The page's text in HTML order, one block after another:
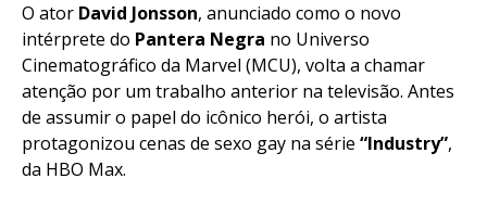
O ator David Jonsson, anunciado como o novo
intérprete do Pantera Negra no Universo
Cinematográfico da Marvel (MCU), volta a chamar
atenção por um trabalho anterior na televisão. Antes
de assumir o papel do icônico herói, o artista
protagonizou cenas de sexo gay na série “Industry”,
da HBO Max.